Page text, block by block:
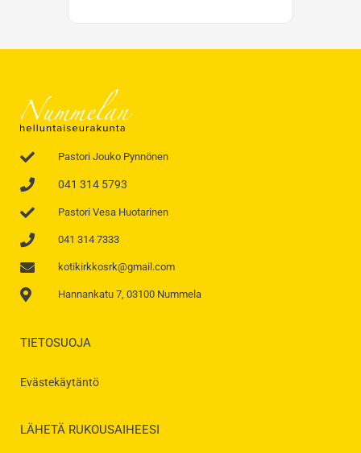
Pastori Jouko Pynnönen
041 314 5793
Pastori Vesa Huotarinen
041 314 7333
kotikirkkosrk@gmail.com
Hannankatu 7, 03100 Nummela
TIETOSUOJA
Evästekäytäntö
LÄHETÄ RUKOUSAIHEESI